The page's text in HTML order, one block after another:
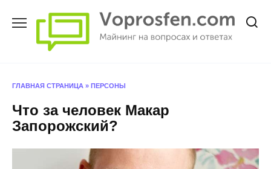
ГЛАВНАЯ СТРАНИЦА » ПЕРСОНЫ
Что за человек Макар
Запорожский?